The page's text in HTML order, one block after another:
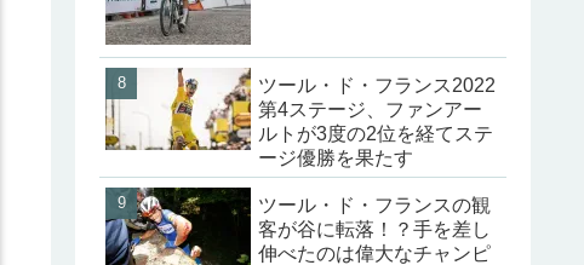
ツール・ド・フランス2022
第4ステージ、ファンアー
ルトが3度の2位を経てステ
ージ優勝を果たす
ツール・ド・フランスの観
客が谷に転落！？手を差し
伸べたのは偉大なチャンピ